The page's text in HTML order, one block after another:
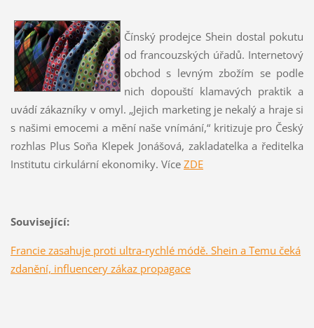
Čínský prodejce Shein dostal pokutu
od francouzských úřadů. Internetový
obchod s levným zbožím se podle
nich dopouští klamavých praktik a
uvádí zákazníky v omyl. „Jejich marketing je nekalý a hraje si
s našimi emocemi a mění naše vnímání,“ kritizuje pro Český
rozhlas Plus Soňa Klepek Jonášová, zakladatelka a ředitelka
Institutu cirkulární ekonomiky. Více ZDE
Související:
Francie zasahuje proti ultra-rychlé módě. Shein a Temu čeká
zdanění, influencery zákaz propagace